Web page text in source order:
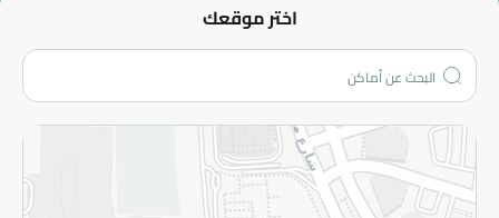
اختر موقعك
من نحن؟
الفروع
المزيد
الاسترجاع
سياسة الاستخدام
سياسة الخصوصية